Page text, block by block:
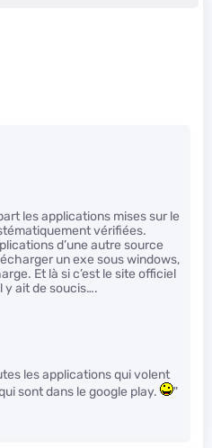
les applications mises sur le
vérifiées.
d’une autre source
un exe sous windows,
Et là si c’est le site officiel
y ait de soucis….
les applications qui volent
sont dans le google play.
"